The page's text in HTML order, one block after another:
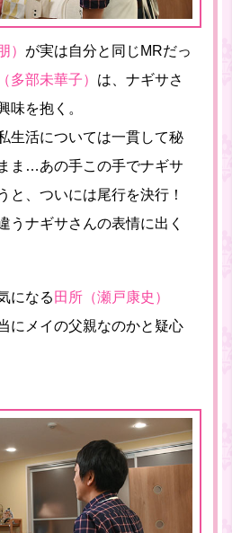
） が実は自分と同じMRだっ
多部未華子） は、ナギサさ
味を抱く。
生活については一貫して秘
ま…あの手この手でナギサ
と、ついには尾行を決行！
うナギサさんの表情に出く
になる 田所（瀬戸康史）
にメイの父親なのかと疑心